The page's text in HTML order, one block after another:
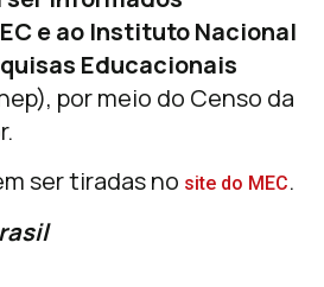
e ao Instituto Nacional
Educacionais
por meio do Censo da
ser tiradas no site do MEC.